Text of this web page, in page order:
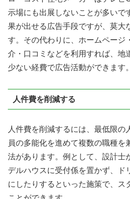
示場にも出展しないことが多いで
果が出せる広告手段ですが、莫大
す。その代わりに、ホームページ
介・口コミなどを利用すれば、 地
少ない経費で広告活動ができます。
人件費を削減する
人件費を削減するには、最低限の
員の多能化を進めて複数の職種を
法があります。例として、設計士
デルハウスに受付係を置かず、ド
にしたりするといった施策で、ス